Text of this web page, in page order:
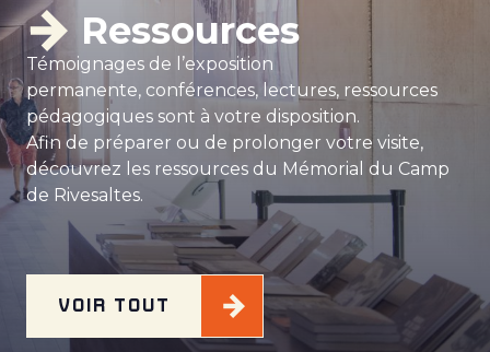
Ressources
Témoignages de l’exposition
permanente, conférences, lectures, ressources
pédagogiques sont à votre disposition.
Afin de préparer ou de prolonger votre visite,
découvrez les ressources du Mémorial du Camp
de Rivesaltes.
VOIR TOUT